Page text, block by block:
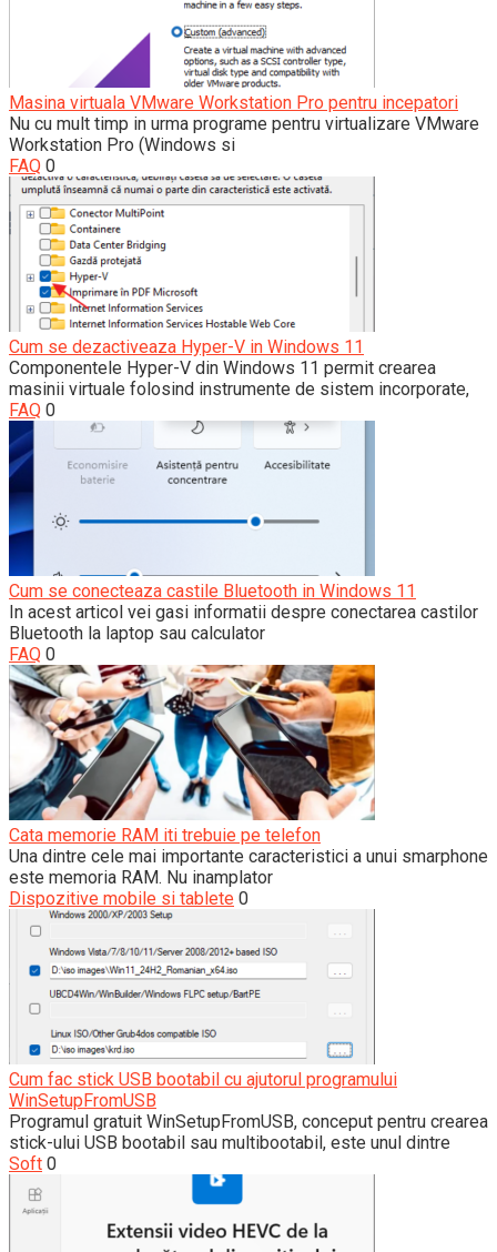
Masina virtuala VMware Workstation Pro pentru incepatori
Nu cu mult timp in urma programe pentru virtualizare VMware
Workstation Pro (Windows si
FAQ 0
Cum se dezactiveaza Hyper-V in Windows 11
Componentele Hyper-V din Windows 11 permit crearea
masinii virtuale folosind instrumente de sistem incorporate,
FAQ 0
Cum se conecteaza castile Bluetooth in Windows 11
In acest articol vei gasi informatii despre conectarea castilor
Bluetooth la laptop sau calculator
FAQ 0
Cata memorie RAM iti trebuie pe telefon
Una dintre cele mai importante caracteristici a unui smarphone
este memoria RAM. Nu inamplator
Dispozitive mobile si tablete 0
Cum fac stick USB bootabil cu ajutorul programului
WinSetupFromUSB
Programul gratuit WinSetupFromUSB, conceput pentru crearea
stick-ului USB bootabil sau multibootabil, este unul dintre
Soft 0